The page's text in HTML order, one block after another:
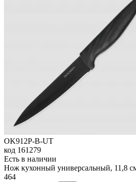
OK912P-B-UT
код 161279
Есть в наличии
Нож кухонный универсальный, 11,8
464